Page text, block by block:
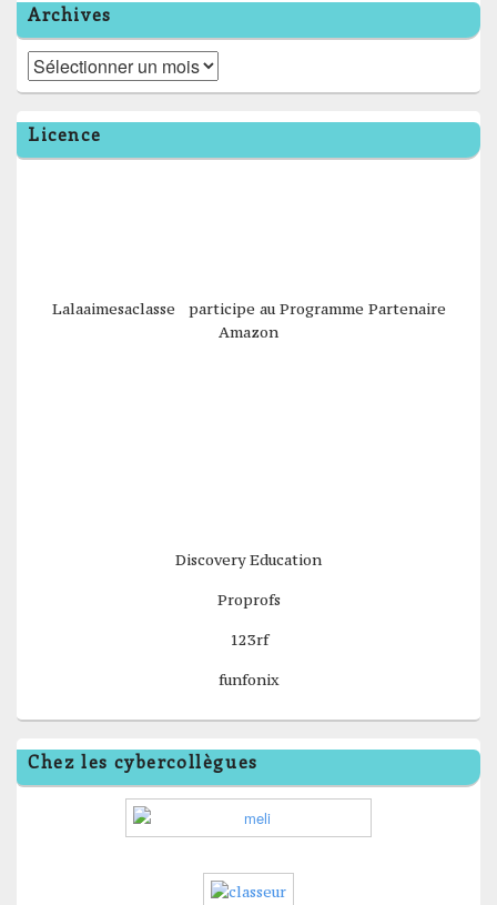
Archives
Archives
Licence
Lalaaimesaclasse participe au Programme Partenaire
Amazon
Discovery Education
Proprofs
123rf
funfonix
Chez les cybercollègues